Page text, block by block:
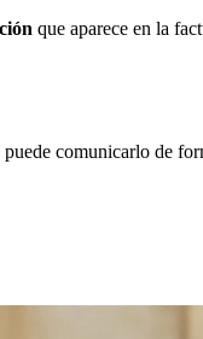
que aparece en la
comunicarlo de